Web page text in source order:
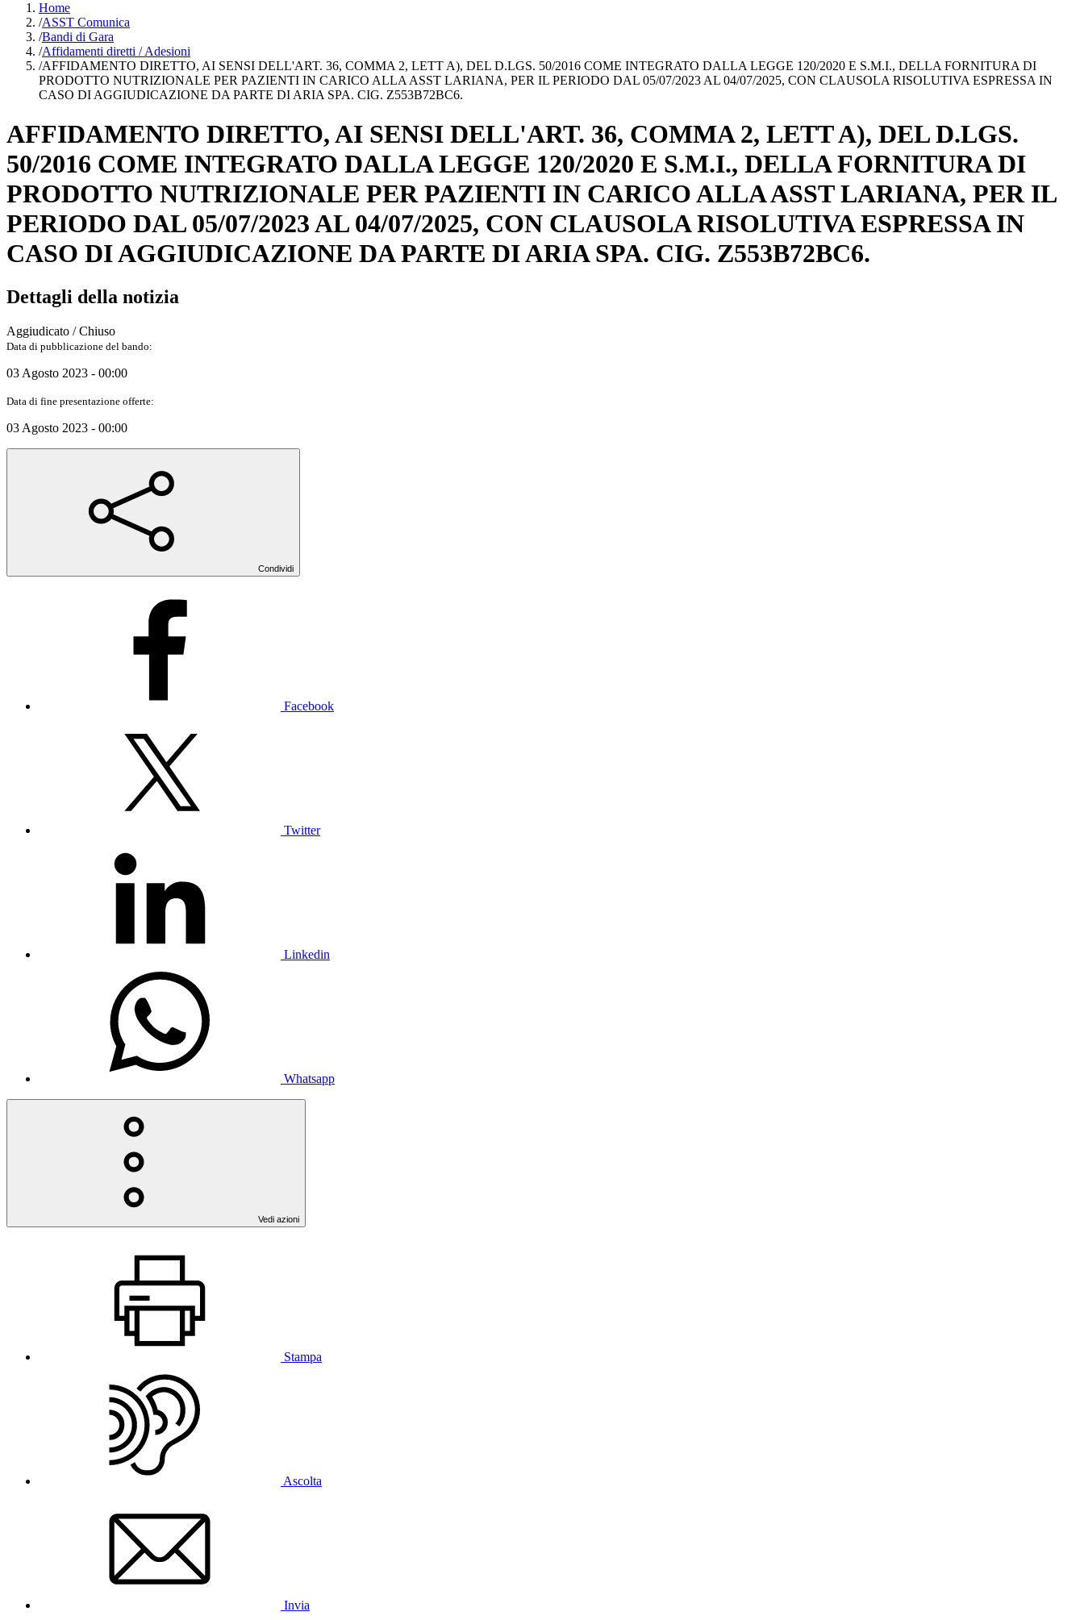
Home
/ASST Comunica
/Bandi di Gara
/Affidamenti diretti / Adesioni
/AFFIDAMENTO DIRETTO, AI SENSI DELL'ART. 36, COMMA 2, LETT A), DEL D.LGS. 50/2016 COME INTEGRATO DALLA LEGGE 120/2020 E S.M.I., DELLA FORNITURA DI
PRODOTTO NUTRIZIONALE PER PAZIENTI IN CARICO ALLA ASST LARIANA, PER IL PERIODO DAL 05/07/2023 AL 04/07/2025, CON CLAUSOLA RISOLUTIVA ESPRESSA IN
CASO DI AGGIUDICAZIONE DA PARTE DI ARIA SPA. CIG. Z553B72BC6.
AFFIDAMENTO DIRETTO, AI SENSI DELL'ART. 36, COMMA 2, LETT A), DEL D.LGS.
50/2016 COME INTEGRATO DALLA LEGGE 120/2020 E S.M.I., DELLA FORNITURA DI
PRODOTTO NUTRIZIONALE PER PAZIENTI IN CARICO ALLA ASST LARIANA, PER IL
PERIODO DAL 05/07/2023 AL 04/07/2025, CON CLAUSOLA RISOLUTIVA ESPRESSA IN
CASO DI AGGIUDICAZIONE DA PARTE DI ARIA SPA. CIG. Z553B72BC6.
Dettagli della notizia
Aggiudicato / Chiuso
Data di pubblicazione del bando:
03 Agosto 2023 - 00:00
Data di fine presentazione offerte:
03 Agosto 2023 - 00:00
Condividi
Facebook
Twitter
Linkedin
Whatsapp
Vedi azioni
Stampa
Ascolta
Invia